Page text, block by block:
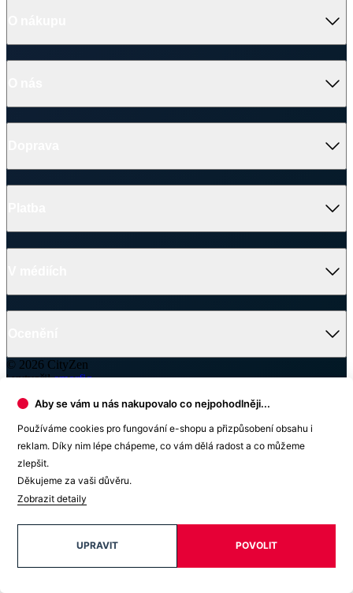
© 2026 CityZen
| vytvořilemorfiq
Zavřít
Skladem na prodejně
Výběr prodejny
Vyhledat prodejnu
Hledanému výrazu neodpovídají žádné výsledky
Aby se vám u nás nakupovalo co nejpohodlněji...
Používáme cookies pro fungování e-shopu a přizpůsobení obsahu i
reklam. Díky nim lépe chápeme, co vám dělá radost a co můžeme
zlepšit.
Děkujeme za vaši důvěru.
Zobrazit detaily
POVOLIT
UPRAVIT